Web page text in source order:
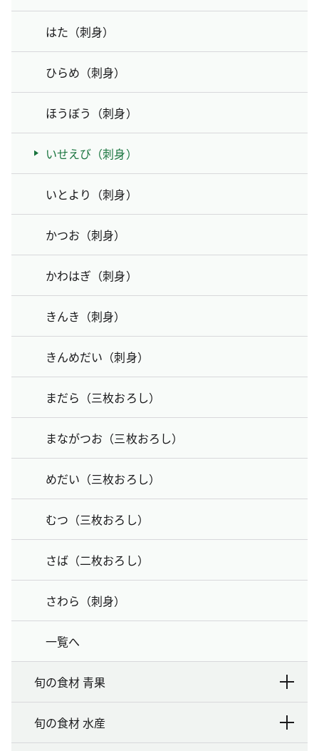
はた（刺身）
ひらめ（刺身）
ほうぼう（刺身）
いせえび（刺身）
いとより（刺身）
かつお（刺身）
かわはぎ（刺身）
きんき（刺身）
きんめだい（刺身）
まだら（三枚おろし）
まながつお（三枚おろし）
めだい（三枚おろし）
むつ（三枚おろし）
さば（二枚おろし）
さわら（刺身）
一覧へ
旬の食材 青果
旬の食材 水産